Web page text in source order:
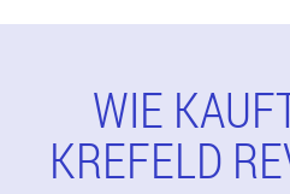
WIE
KREFELD